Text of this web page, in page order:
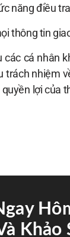
năng điều
thông tin
các cá nhân
trách nhiệm
lợi của
Khảo